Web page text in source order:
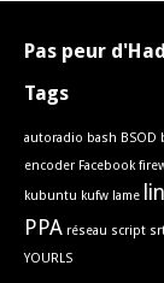
Pas peur
Tags
autoradio bash BSOD
encoder Facebook
kubuntu kufw lame
PPA réseau script
YOURLS